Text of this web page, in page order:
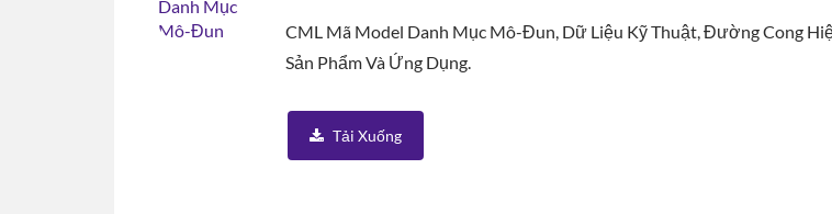
CML Mã Model Danh Mục Mô-Đun, Dữ Liệu Kỹ Thuật, Đường Cong
Sản Phẩm Và Ứng Dụng.
Tải Xuống